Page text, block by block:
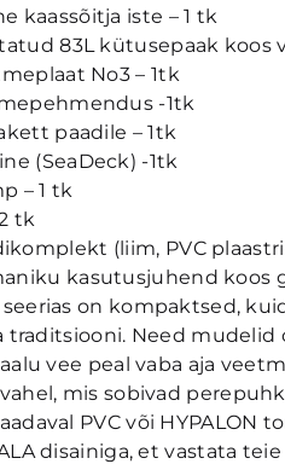
kaassõitja iste – 1 tk
83L kütusepaak koos
No3 – 1tk
-1tk
paadile – 1tk
(SeaDeck) -1tk
– 1 tk
tk
(liim, PVC
kasutusjuhend koos
seerias on kompaktsed,
traditsiooni. Need mudelid
vee peal vaba aja
mis sobivad
PVC või HYPALON
disainiga, et vastata